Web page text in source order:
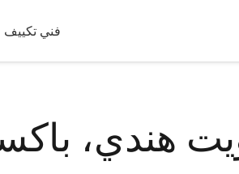
فني
باكستاني